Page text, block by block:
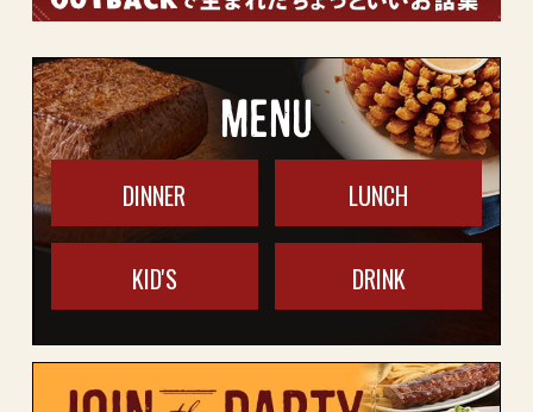
MENU
DINNER LUNCH
KID'S DRINK